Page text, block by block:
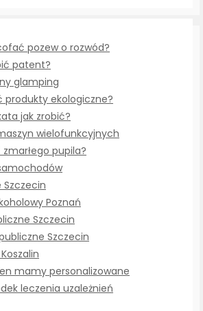
pozew o rozwód?
patent?
glamping
produkty ekologiczne?
jak zrobić?
wielofunkcyjnych
pupila?
Szczecin
Poznań
Szczecin
Szczecin
mamy personalizowane
leczenia uzależnień